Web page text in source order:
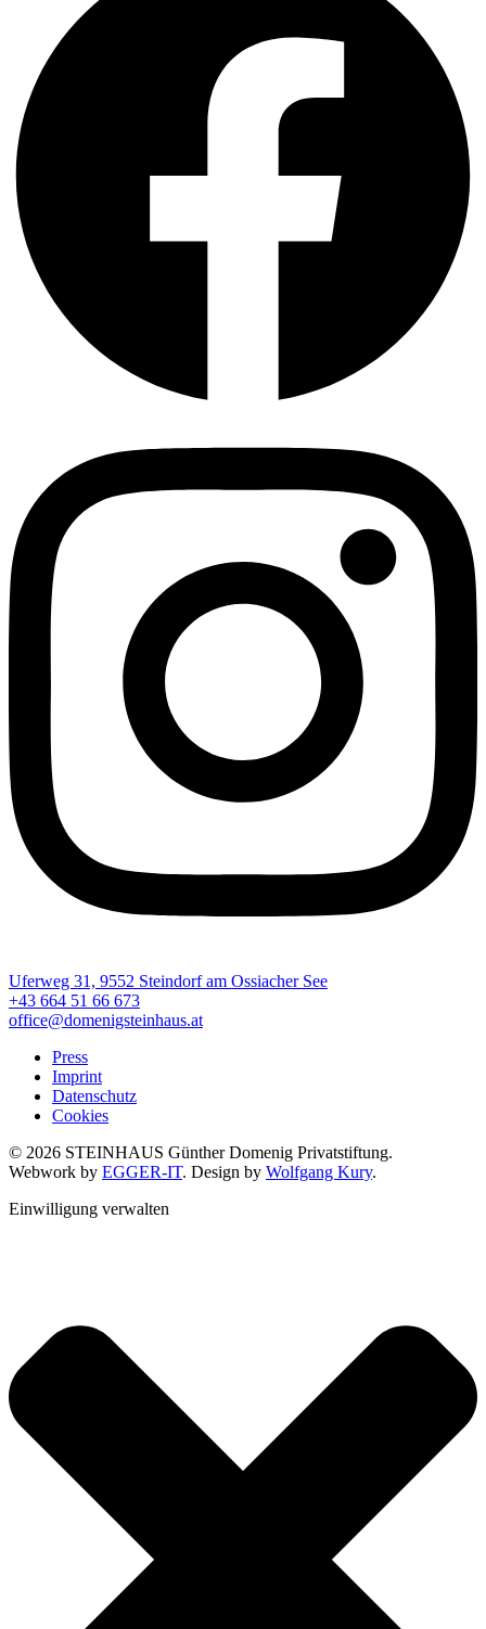
Uferweg 31, 9552 Steindorf am Ossiacher See
+43 664 51 66 673
office@domenigsteinhaus.at
Press
Imprint
Datenschutz
Cookies
© 2026 STEINHAUS Günther Domenig Privatstiftung.
Webwork by EGGER-IT. Design by Wolfgang Kury.
Einwilligung verwalten